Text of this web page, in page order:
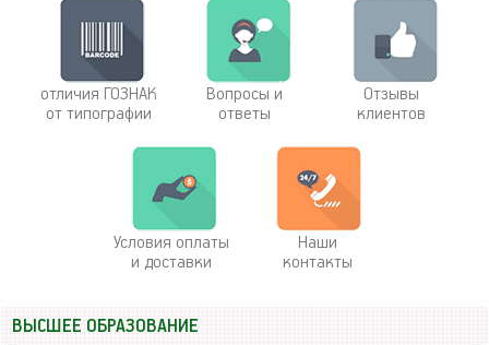
отличия ГОЗНАК
от типографии
Вопросы и
ответы
Отзывы
клиентов
Условия оплаты
и доставки
Наши
контакты
ВЫСШЕЕ ОБРАЗОВАНИЕ